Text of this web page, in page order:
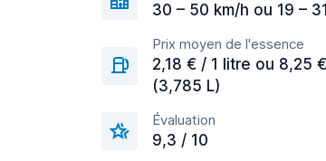
30 – 50 km/h ou 19 –
Prix moyen de l'essence
2,18 € / 1 litre ou 8,25
(3,785 L)
Évaluation
9,3 / 10